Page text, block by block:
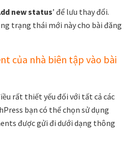
new status’ để lưu thay đổi.
trạng thái mới này cho bài đăng
của nhà biên tập vào bài
rất thiết yếu đối với tất cả các
bạn có thể chọn sử dụng
được gửi đi dưới dạng thông